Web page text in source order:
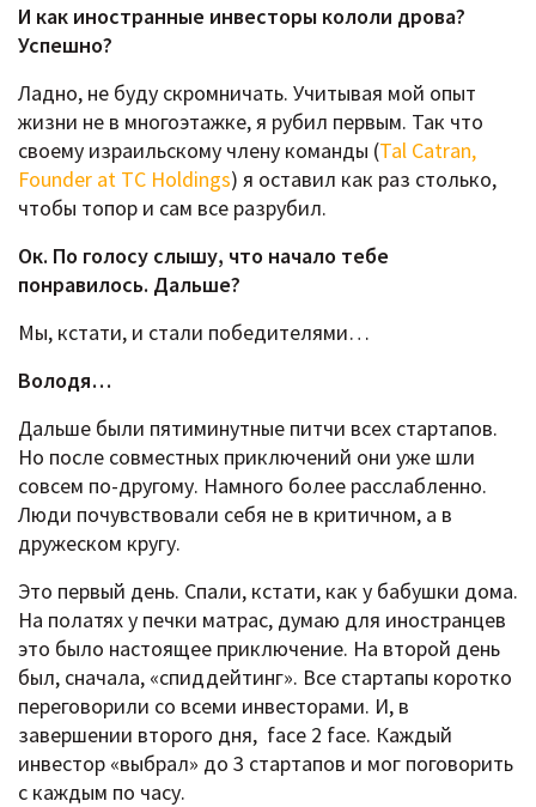
И как иностранные инвесторы кололи дрова?
Успешно?
Ладно, не буду скромничать. Учитывая мой опыт
жизни не в многоэтажке, я рубил первым. Так что
своему израильскому члену команды (Tal Catran,
Founder at TC Holdings) я оставил как раз столько,
чтобы топор и сам все разрубил.
Ок. По голосу слышу, что начало тебе
понравилось. Дальше?
Мы, кстати, и стали победителями…
Володя…
Дальше были пятиминутные питчи всех стартапов.
Но после совместных приключений они уже шли
совсем по-другому. Намного более расслабленно.
Люди почувствовали себя не в критичном, а в
дружеском кругу.
Это первый день. Спали, кстати, как у бабушки дома.
На полатях у печки матрас, думаю для иностранцев
это было настоящее приключение. На второй день
был, сначала, «спиддейтинг». Все стартапы коротко
переговорили со всеми инвесторами. И, в
завершении второго дня, face 2 face. Каждый
инвестор «выбрал» до 3 стартапов и мог поговорить
с каждым по часу.